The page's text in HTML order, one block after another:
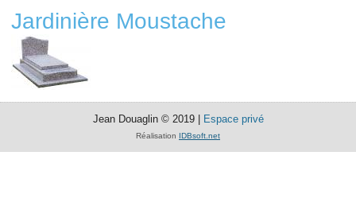
Jardinière Moustache
Jean Douaglin © 2019 | Espace privé
Réalisation IDBsoft.net